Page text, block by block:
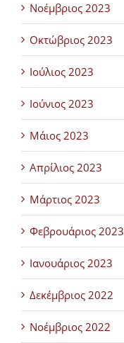
Νοέμβριος 2023
Οκτώβριος 2023
Ιούλιος 2023
Ιούνιος 2023
Μάιος 2023
Απρίλιος 2023
Μάρτιος 2023
Φεβρουάριος 2023
Ιανουάριος 2023
Δεκέμβριος 2022
Νοέμβριος 2022